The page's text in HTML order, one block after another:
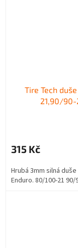
Tire Tech
21,90/90-
315 Kč
Hrubá 3mm silná
Enduro. 80/100-21 90/